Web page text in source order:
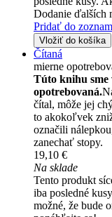
Dodanie ďalších
Pridať do
Vložiť do košíka
Čítaná
mierne
Túto knihu sme
opotrebovaná.
čítal, môže jej
to akokoľvek
označili
zanechať stopy.
19,10 €
Na sklade
Tento produkt
iba posledné
možné, že bude